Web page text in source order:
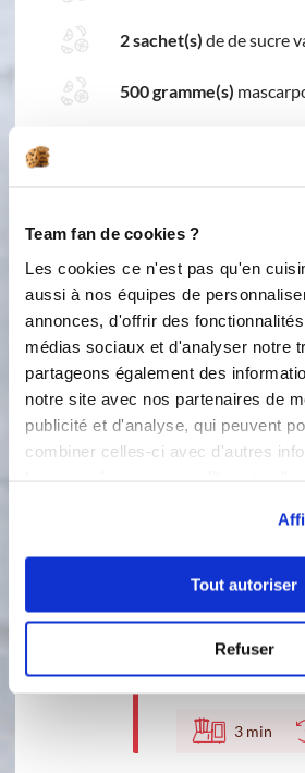
Team fan de cookies ?
Les cookies ce n'est pas qu'en
aussi à nos équipes de
annonces, d'offrir des
médias sociaux et d'analyser notre
partageons également des
notre site avec nos partenaires de
publicité et d'analyse, qui peuvent
combiner celles-ci avec d'autres
Tout autoriser
Refuser
2 sachet(s) de de sucre
500 gramme(s)
6 étapes
1
Placez le fouet sur
Réservez
Accessoire(s) :
2
Lavez votre bol.
les blancs des
jaunes Placez le
Accessoire(s) :
3 min